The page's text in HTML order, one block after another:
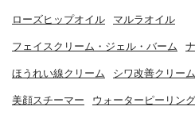
ローズヒップオイル マルラオイル
フェイスクリーム・ジェル・バーム
ほうれい線クリーム シワ改善クリーム
美顔スチーマー ウォーターピーリング